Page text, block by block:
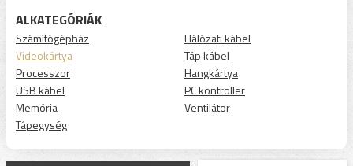
ALKATEGÓRIÁK
Számítógépház
Videokártya
Processzor
USB kábel
Memória
Tápegység
Hálózati kábel
Táp kábel
Hangkártya
PC kontroller
Ventilátor